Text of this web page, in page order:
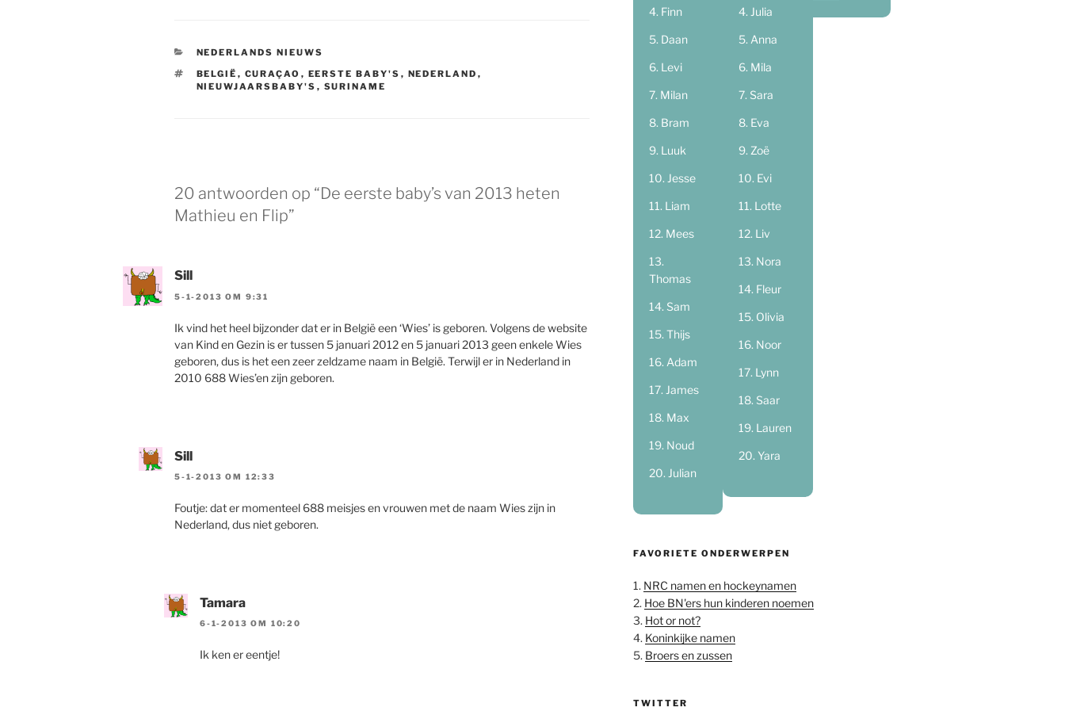
CATEGORIEËN
NEDERLANDS NIEUWS
TAGS
BELGIË , CURAÇAO , EERSTE BABY'S , NEDERLAND ,
NIEUWJAARSBABY'S , SURINAME
20 antwoorden op “De eerste baby’s van 2013 heten
Mathieu en Flip”
Sill
5-1-2013 OM 9:31
Ik vind het heel bijzonder dat er in België een ‘Wies’ is geboren. Volgens de website
van Kind en Gezin is er tussen 5 januari 2012 en 5 januari 2013 geen enkele Wies
geboren, dus is het een zeer zeldzame naam in België. Terwijl er in Nederland in
2010 688 Wies’en zijn geboren.
Sill
5-1-2013 OM 12:33
Foutje: dat er momenteel 688 meisjes en vrouwen met de naam Wies zijn in
Nederland, dus niet geboren.
Tamara
6-1-2013 OM 10:20
Ik ken er eentje!
Finn
Daan
Levi
Milan
Bram
Luuk
Jesse
Liam
Mees
Thomas
Sam
Thijs
Adam
James
Max
Noud
Julian
Julia
Anna
Mila
Sara
Eva
Zoë
Evi
Lotte
Liv
Nora
Fleur
Olivia
Noor
Lynn
Saar
Lauren
Yara
FAVORIETE ONDERWERPEN
1. NRC namen en hockeynamen
2. Hoe BN'ers hun kinderen noemen
3. Hot or not?
4. Koninkijke namen
5. Broers en zussen
TWITTER